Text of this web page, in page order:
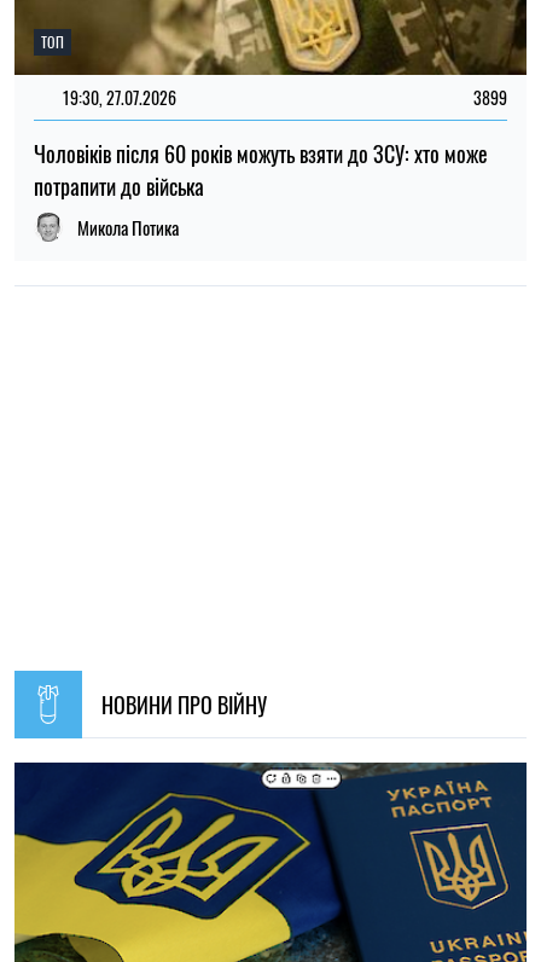
19:30, 07.08.2026
Українців за кордоном запрошують долучитися до
створення Мережі єдності: як подати пропозиції
Олена Ткаліч